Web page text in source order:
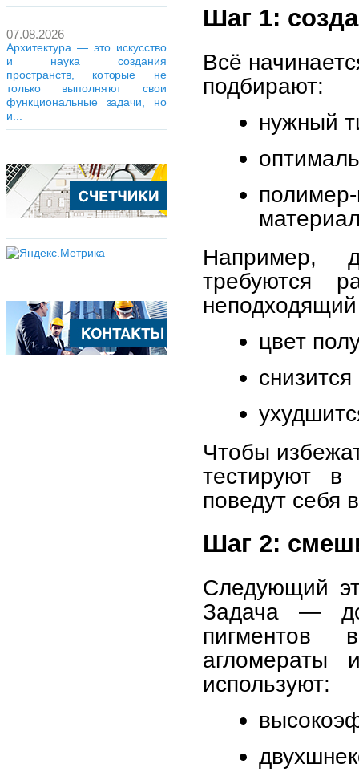
07.08.2026
Архитектура — это искусство
и наука создания
пространств, которые не
только выполняют свои
функциональные задачи, но
и...
Шаг 1:
Всё
подбирают:
нужный
Например,
требуются
цвет
Чтобы
тестируют
поведут себя
Шаг 2:
Следующий
Задача —
пигментов
агломераты
используют: